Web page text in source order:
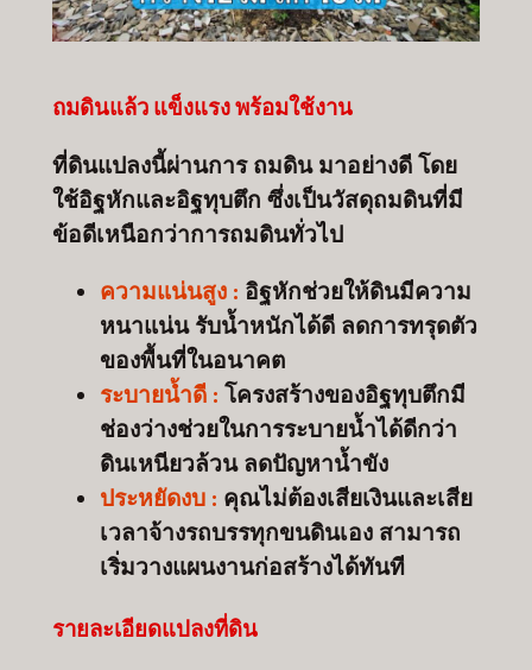
ถมดินแล้ว แข็งแรง พร้อมใช้งาน
ที่ดินแปลงนี้ผ่านการ ถมดิน มาอย่างดี โดย
ใช้อิฐหักและอิฐทุบตึก ซึ่งเป็นวัสดุถมดินที่มี
ข้อดีเหนือกว่าการถมดินทั่วไป
ความแน่นสูง : อิฐหักช่วยให้ดินมีความ
หนาแน่น รับน้ำหนักได้ดี ลดการทรุดตัว
ของพื้นที่ในอนาคต
ระบายน้ำดี : โครงสร้างของอิฐทุบตึกมี
ช่องว่างช่วยในการระบายน้ำได้ดีกว่า
ดินเหนียวล้วน ลดปัญหาน้ำขัง
ประหยัดงบ : คุณไม่ต้องเสียเงินและเสีย
เวลาจ้างรถบรรทุกขนดินเอง สามารถ
เริ่มวางแผนงานก่อสร้างได้ทันที
รายละเอียดแปลงที่ดิน